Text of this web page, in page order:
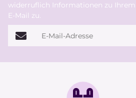
widerruflich Informationen zu
E-Mail zu.
E-Mail-Adresse